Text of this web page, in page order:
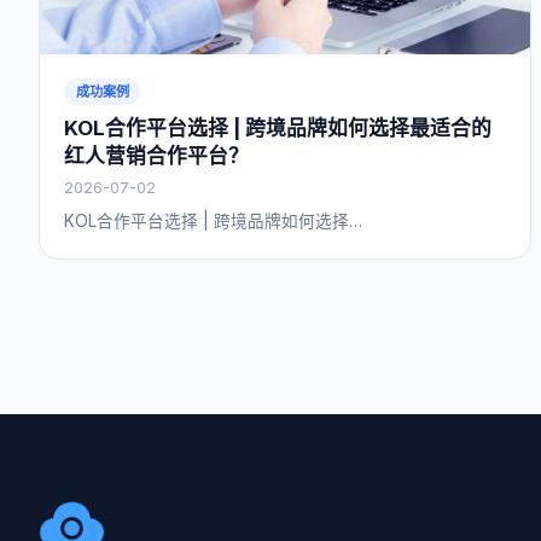
成功案例
KOL合作平台选择 | 跨境品牌如何选择最适合的
红人营销合作平台？
2026-07-02
KOL合作平台选择 | 跨境品牌如何选择…